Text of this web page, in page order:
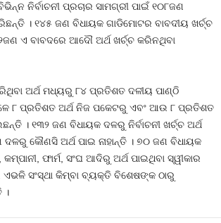
ନିର୍ବାଚନୀ ପ୍ରଚାର ସାମଗ୍ରୀ ପାଇଁ ୧୦୮ଜଣ
। ୧୪୫ ଜଣ ବିଧାୟକ ଗାଡିମୋଟର ବାବଦୀୟ ଖର୍ଚ୍ଚ
ଏ ବାବଦରେ ଆଦୌ ଅର୍ଥ ଖର୍ଚ୍ଚ କରିନଥିବା
ଅର୍ଥ ମଧ୍ୟରୁ ୮୪ ପ୍ରତିଶତ ଦଳୀୟ ପାଣ୍ଠି
୮ ପ୍ରତିଶତ ଅର୍ଥ ନିଜ ପକେଟରୁ ଏବଂ ଆଉ ୮ ପ୍ରତିଶତ
। ୧୩୨ ଜଣ ବିଧାୟକ ଦଳରୁ ନିର୍ବାଚନୀ ଖର୍ଚ୍ଚ ଅର୍ଥ
ଦଳରୁ କୌଣସି ଅର୍ଥ ପାଇ ନାହାନ୍ତି । ୭୦ ଜଣ ବିଧାୟକ
ଫାର୍ମ, ସଂଘ ଆଦିରୁ ଅର୍ଥ ପାଇଥିବା ସ୍ୱୀକାର
ସଂସ୍ଥା କିମ୍ବା ବ୍ୟକ୍ତି ବିଶେଷଙ୍କ ଠାରୁ
।